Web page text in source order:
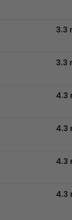
3.3
3.3
4.3
4.3
4.3
4.3